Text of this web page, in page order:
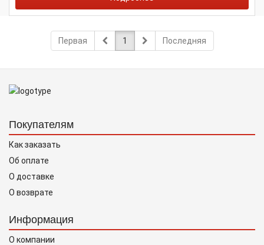
Первая 1 Последняя
Покупателям
Как заказать
Об оплате
О доставке
О возврате
Информация
О компании